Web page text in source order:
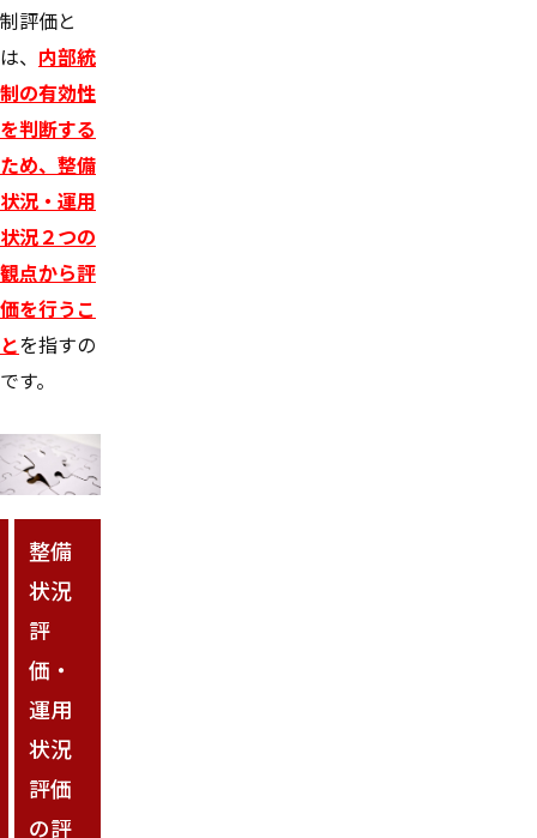
制評価と
は、 内部統
制の有効性
を判断する
ため、整備
状況・運用
状況２つの
観点から評
価を行うこ
とを指すの
です。
整備
状況
評
価・
運用
状況
評価
の評